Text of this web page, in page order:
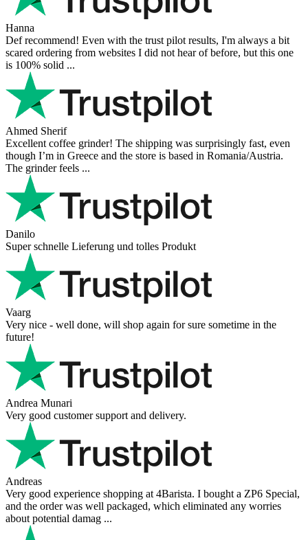
Hanna
Def recommend! Even with the trust pilot results, I'm always a bit
scared ordering from websites I did not hear of before, but this one
is 100% solid ...
Ahmed Sherif
Excellent coffee grinder! The shipping was surprisingly fast, even
though I’m in Greece and the store is based in Romania/Austria.
The grinder feels ...
Danilo
Super schnelle Lieferung und tolles Produkt
Vaarg
Very nice - well done, will shop again for sure sometime in the
future!
Andrea Munari
Very good customer support and delivery.
Andreas
Very good experience shopping at 4Barista. I bought a ZP6 Special,
and the order was well packaged, which eliminated any worries
about potential damag ...